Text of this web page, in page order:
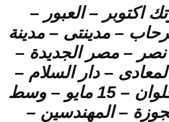
اكتوبر – العبور –
– مدينتى – مدينة
نصر – مصر الجديدة –
– دار السلام –
البساتين – حلوان – 15 مايو – وسط
– المهندسين –